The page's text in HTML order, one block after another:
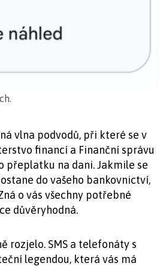
vlna podvodů, při které se v
financí a Finanční správu
přeplatku na dani. Jakmile se
do vašeho bankovnictví,
o vás všechny potřebné
důvěryhodná.
rozjelo. SMS a telefonáty s
legendou, která vás má